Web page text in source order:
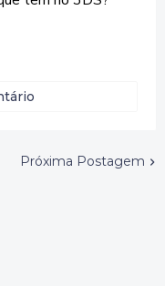
Próxima Postagem